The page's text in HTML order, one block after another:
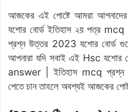
c
e
b
o
o
ai
l
at
s
A
p
p
k
e
dI
n
d
di
t
আজকের এই পোষ্টে আমরা
যশোর বোর্ড ইতিহাস ২য় পত্র
প্রশ্ন উত্তর 2023 যশোর বোর্ড
আপনারা যদি সবাই এই Hsc যশোর
answer | ইতিহাস mcq প্রশ্ন
পেতে চান তাহলে অবশ্যই আজকের